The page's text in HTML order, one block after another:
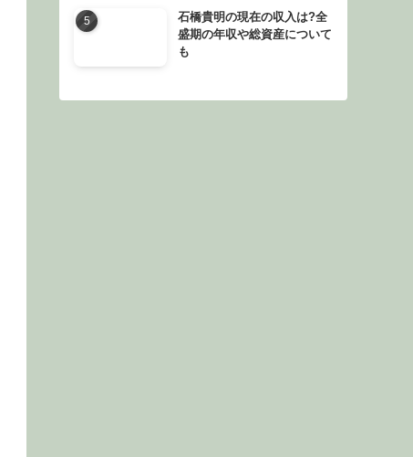
石橋貴明の現在の収入は?全
盛期の年収や総資産について
も